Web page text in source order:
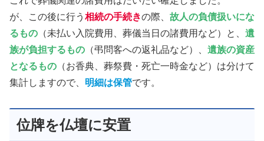
が、この後に行う 相続の手続きの際、 故人の負債扱いにな
るもの （未払い入院費用、葬儀当日の諸費用など）と、 遺
族が負担するもの （弔問客への返礼品など）、 遺族の資産
となるもの （お香典、葬祭費・死亡一時金など）は分けて
集計しますので、 明細は保管です。
位牌を仏壇に安置